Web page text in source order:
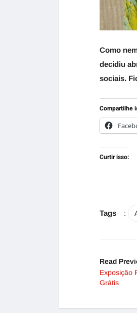
Como
decidiu
sociais.
Compartilhe
Curtir isso:
Tags :
Read
Exposição
Grátis